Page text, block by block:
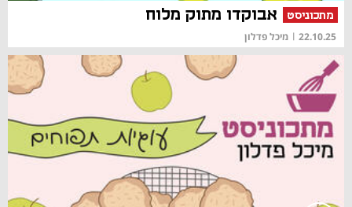
מתכוניסט אבוקדו מתוק מלוח
22.10.25
| מיכל פדלון